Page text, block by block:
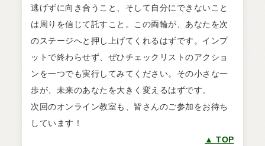
逃げずに向き合うこと、そして自分にできないこと
は周りを信じて託すこと。この両輪が、あなたを次
のステージへと押し上げてくれるはずです。インプ
ットで終わらせず、ぜひチェックリストのアクショ
ンを一つでも実行してみてください。その小さな一
歩が、未来のあなたを大きく変えるはずです。
次回のオンライン教室も、皆さんのご参加をお待ち
しています！
▲ TOP